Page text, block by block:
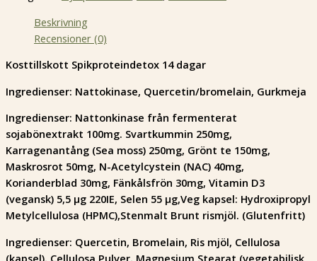
Beskrivning
Recensioner (0)
Kosttillskott Spikproteindetox 14 dagar
Ingredienser: Nattokinase, Quercetin/bromelain, Gurkmeja
Ingredienser: Nattonkinase från fermenterat
sojabönextrakt 100mg. Svartkummin 250mg,
Karragenantång (Sea moss) 250mg, Grönt te 150mg,
Maskrosrot 50mg, N-Acetylcystein (NAC) 40mg,
Korianderblad 30mg, Fänkålsfrön 30mg, Vitamin D3
(vegansk) 5,5 µg 220IE, Selen 55 µg,Veg kapsel: Hydroxipropyl
Metylcellulosa (HPMC),Stenmalt Brunt rismjöl. (Glutenfritt)
Ingredienser: Quercetin, Bromelain, Ris mjöl, Cellulosa
(kapsel), Cellulosa Pulver, Magnesium Stearat (vegetabilisk